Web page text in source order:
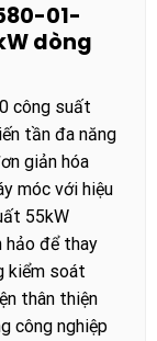
01-
dòng
công suất
tần đa năng
giản hóa
móc với hiệu
55kW
hảo để thay
kiểm soát
thân thiện
công nghiệp